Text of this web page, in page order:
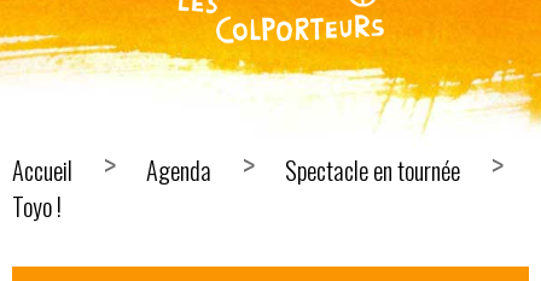
Accueil Agenda
Spectacle en tournée
Toyo !